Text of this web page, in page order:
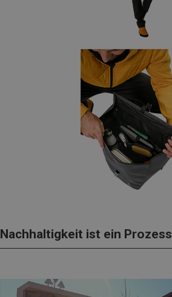
Nachhaltigkeit ist ein Prozess